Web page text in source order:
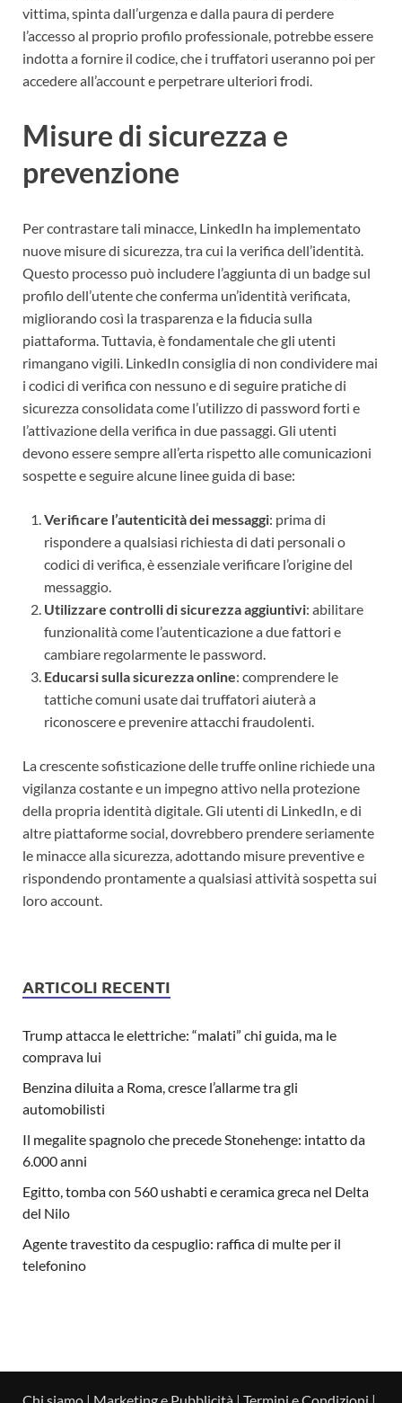
vittima, spinta dall’urgenza e dalla paura di perdere
l’accesso al proprio profilo professionale, potrebbe essere
indotta a fornire il codice, che i truffatori useranno poi per
accedere all’account e perpetrare ulteriori frodi.
Misure di sicurezza e
prevenzione
Per contrastare tali minacce, LinkedIn ha implementato
nuove misure di sicurezza, tra cui la verifica dell’identità.
Questo processo può includere l’aggiunta di un badge sul
profilo dell’utente che conferma un’identità verificata,
migliorando così la trasparenza e la fiducia sulla
piattaforma. Tuttavia, è fondamentale che gli utenti
rimangano vigili. LinkedIn consiglia di non condividere mai
i codici di verifica con nessuno e di seguire pratiche di
sicurezza consolidata come l’utilizzo di password forti e
l’attivazione della verifica in due passaggi. Gli utenti
devono essere sempre all’erta rispetto alle comunicazioni
sospette e seguire alcune linee guida di base:
Verificare l’autenticità dei messaggi: prima di
rispondere a qualsiasi richiesta di dati personali o
codici di verifica, è essenziale verificare l’origine del
messaggio.
Utilizzare controlli di sicurezza aggiuntivi: abilitare
funzionalità come l’autenticazione a due fattori e
cambiare regolarmente le password.
Educarsi sulla sicurezza online: comprendere le
tattiche comuni usate dai truffatori aiuterà a
riconoscere e prevenire attacchi fraudolenti.
La crescente sofisticazione delle truffe online richiede una
vigilanza costante e un impegno attivo nella protezione
della propria identità digitale. Gli utenti di LinkedIn, e di
altre piattaforme social, dovrebbero prendere seriamente
le minacce alla sicurezza, adottando misure preventive e
rispondendo prontamente a qualsiasi attività sospetta sui
loro account.
ARTICOLI RECENTI
Trump attacca le elettriche: “malati” chi guida, ma le
comprava lui
Benzina diluita a Roma, cresce l’allarme tra gli
automobilisti
Il megalite spagnolo che precede Stonehenge: intatto da
6.000 anni
Egitto, tomba con 560 ushabti e ceramica greca nel Delta
del Nilo
Agente travestito da cespuglio: raffica di multe per il
telefonino